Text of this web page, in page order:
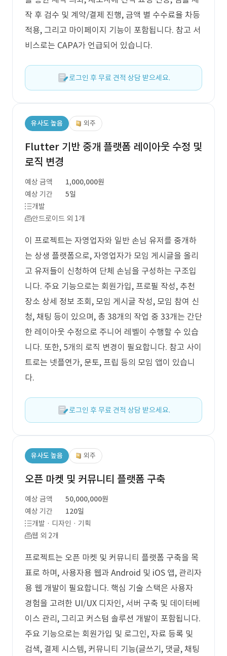
작 후 검수 및 계약/결제 진행, 금액 별 수수료율 차등
적용, 그리고 마이페이지 기능이 포함됩니다. 참고 서
비스로는 CAPA가 언급되어 있습니다.
로그인 후 무료 견적 상담 받으세요.
유사도 높음 외주
Flutter 기반 중개 플랫폼 레이아웃 수정 및
로직 변경
예상 금액
1,000,000원
예상 기간
5일
개발
안드로이드 외 1개
이 프로젝트는 자영업자와 일반 손님 유저를 중개하
는 상생 플랫폼으로, 자영업자가 모임 게시글을 올리
고 유저들이 신청하여 단체 손님을 구성하는 구조입
니다. 주요 기능으로는 회원가입, 프로필 작성, 추천
장소 상세 정보 조회, 모임 게시글 작성, 모임 참여 신
청, 채팅 등이 있으며, 총 38개의 작업 중 33개는 간단
한 레이아웃 수정으로 주니어 레벨이 수행할 수 있습
니다. 또한, 5개의 로직 변경이 필요합니다. 참고 사이
트로는 넷플연가, 문토, 프립 등의 모임 앱이 있습니
다.
로그인 후 무료 견적 상담 받으세요.
유사도 높음 외주
오픈 마켓 및 커뮤니티 플랫폼 구축
예상 금액
50,000,000원
예상 기간
120일
개발 · 디자인 · 기획
웹 외 2개
프로젝트는 오픈 마켓 및 커뮤니티 플랫폼 구축을 목
표로 하며, 사용자용 웹과 Android 및 iOS 앱, 관리자
용 웹 개발이 필요합니다. 핵심 기술 스택은 사용자
경험을 고려한 UI/UX 디자인, 서버 구축 및 데이터베
이스 관리, 그리고 커스텀 솔루션 개발이 포함됩니다.
주요 기능으로는 회원가입 및 로그인, 자료 등록 및
검색, 결제 시스템, 커뮤니티 기능(글쓰기, 댓글, 채팅